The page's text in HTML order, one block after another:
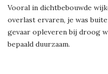
Vooral in dichtbebouwde
overlast ervaren, je was
gevaar opleveren bij droog
bepaald duurzaam.